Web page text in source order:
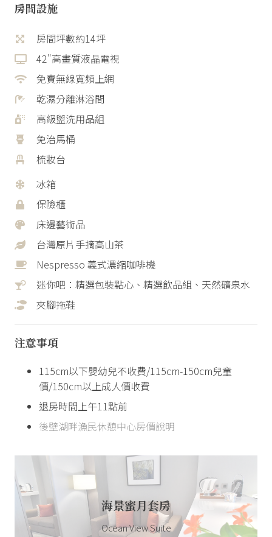
房間設施
房間坪數約14坪
42"高畫質液晶電視
免費無線寬頻上網
乾濕分離淋浴間
高級盥洗用品組
免治馬桶
梳妝台
冰箱
保險櫃
床邊藝術品
台灣原片手摘高山茶
Nespresso 義式濃縮咖啡機
迷你吧：精選包裝點心、精選飲品組、天然礦泉水
夾腳拖鞋
注意事項
115cm以下嬰幼兒不收費/115cm-150cm兒童
價/150cm以上成人價收費
退房時間上午11點前
後壁湖畔漁民休憩中心房價說明
海景蜜月套房
Ocean View Suite